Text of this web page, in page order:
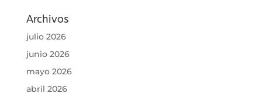
Archivos
julio 2026
junio 2026
mayo 2026
abril 2026